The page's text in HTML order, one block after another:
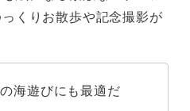
くりお散歩や記念撮影が
海遊びにも最適だ